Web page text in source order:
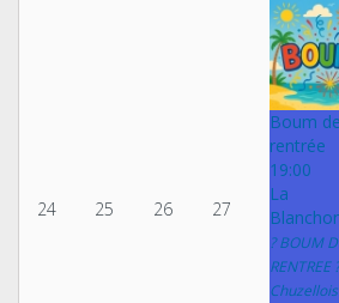
24 25 26 27
Boum de
rentrée
19:00
La
? BOUM
RENTREE